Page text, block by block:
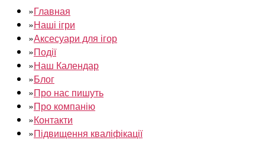
»Главная
»Наші ігри
»Аксесуари для ігор
»Події
»Наш Календар
»Блог
»Про нас пишуть
»Про компанію
»Контакти
»Підвищення кваліфікації